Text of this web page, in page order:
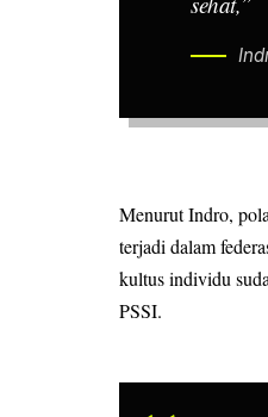
Menurut Indro,
terjadi dalam
kultus individu
PSSI.